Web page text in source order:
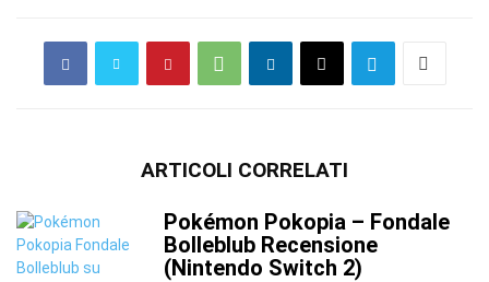
ARTICOLI CORRELATI
Pokémon Pokopia – Fondale
Bolleblub Recensione
(Nintendo Switch 2)